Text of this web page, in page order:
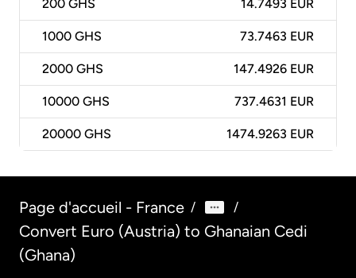
200 GHS 14.7493 EUR
1000 GHS 73.7463 EUR
2000 GHS 147.4926 EUR
10000 GHS 737.4631 EUR
20000 GHS 1474.9263 EUR
Page d'accueil - France / /
Convert Euro (Austria) to Ghanaian Cedi
(Ghana)